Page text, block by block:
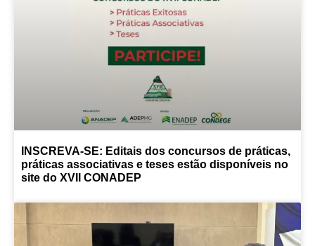
INSCREVA-SE: Editais dos concursos de práticas,
práticas associativas e teses estão disponíveis no
site do XVII CONADEP